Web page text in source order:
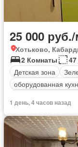
25 000
Хотьково,
2 Комнаты
Детская зона
оборудованная
1 день, 4 часов назад